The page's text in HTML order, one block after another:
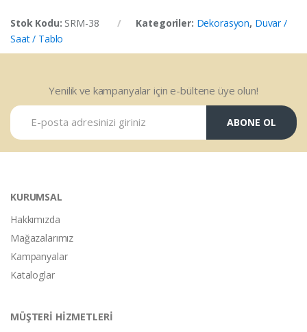
Stok Kodu: SRM-38 Kategoriler: Dekorasyon, Duvar /
Saat / Tablo
Yenilik ve kampanyalar için e-bültene üye olun!
ABONE OL
KURUMSAL
Hakkımızda
Mağazalarımız
Kampanyalar
Kataloglar
MÜŞTERİ HİZMETLERİ